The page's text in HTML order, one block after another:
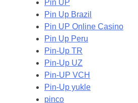
Pin UP
Pin Up Brazil
Pin UP Online Casino
Pin Up Peru
Pin-Up TR
Pin-Up UZ
Pin-UP VCH
Pin-Up yukle
pinco